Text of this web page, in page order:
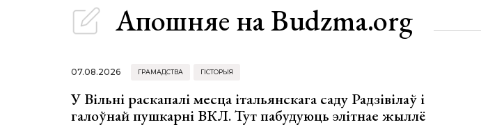
Апошняе на Budzma.org
07.08.2026 ГРАМАДСТВА ГІСТОРЫЯ
У Вільні раскапалі месца італьянскага саду Радзівілаў і
галоўнай пушкарні ВКЛ. Тут пабудуюць элітнае жыллё